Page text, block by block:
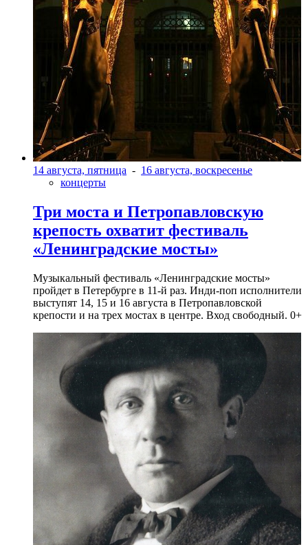
14 августа, пятница - 16 августа, воскресенье
концерты
Три моста и Петропавловскую
крепость охватит фестиваль
«Ленинградские мосты»
Музыкальный фестиваль «Ленинградские мосты»
пройдет в Петербурге в 11-й раз. Инди-поп исполнители
выступят 14, 15 и 16 августа в Петропавловской
крепости и на трех мостах в центре. Вход свободный. 0+